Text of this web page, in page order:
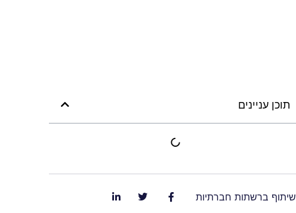
תוכן עניינים
שיתוף ברשתות חברתיות